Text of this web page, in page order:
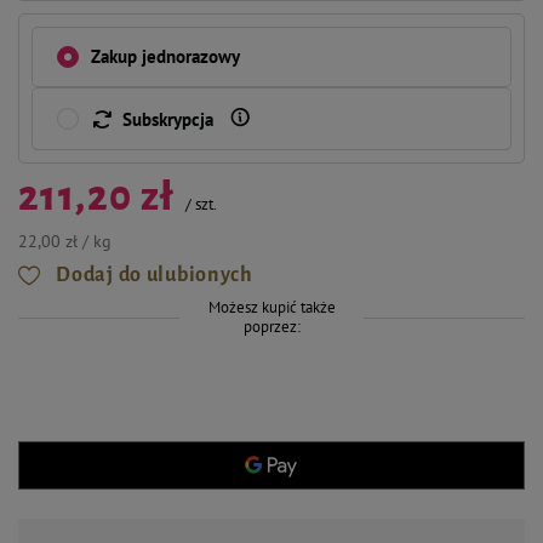
Zakup jednorazowy
Subskrypcja
211,20 zł /szt.
22,00 zł / kg
Dodaj do ulubionych
Możesz kupić także
poprzez: